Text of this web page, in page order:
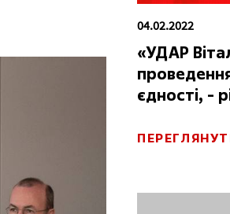
04.02.2022
«УДАР
єдності, -